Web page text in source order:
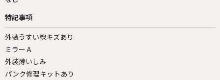
特記事項
外装うすい線キズあり
ミラーＡ
外装薄いしみ
パンク修理キットあり